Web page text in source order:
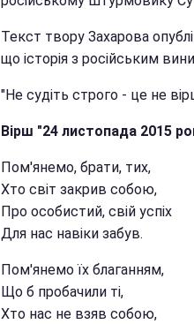
Текст твору Захарова
що історія з російським
"Не судіть строго - це не
Вірш "24 листопада 2015
Пом'янемо, брати, тих,
Хто світ закрив собою,
Про особистий, свій успіх
Для нас навіки забув.
Пом'янемо їх благанням,
Що б пробачили ті,
Хто нас не взяв собою,